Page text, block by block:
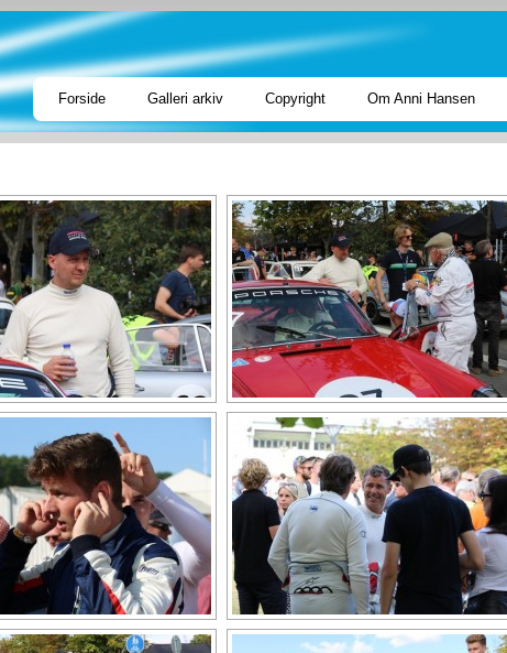
Forside Galleri arkiv Copyright Om Anni Hansen